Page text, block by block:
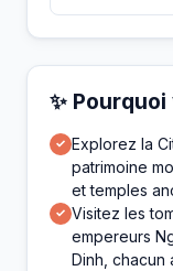
✨
✓ Explorez la
patrimoine
et temples
✓ Visitez les
empereurs
Dinh, chacun